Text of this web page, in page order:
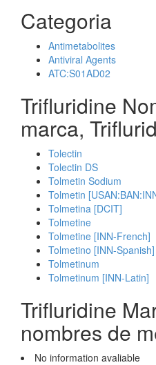
Categoria
Antimetabolites
Antiviral Agents
ATC:S01AD02
Trifluridine
marca,
Tolectin
Tolectin DS
Tolmetin Sodium
Tolmetin
Tolmetina [DCIT]
Tolmetine
Tolmetine [INN-French]
Tolmetino [INN-Spanish]
Tolmetinum
Tolmetinum [INN-Latin]
Trifluridine
nombres de
No information avaliable